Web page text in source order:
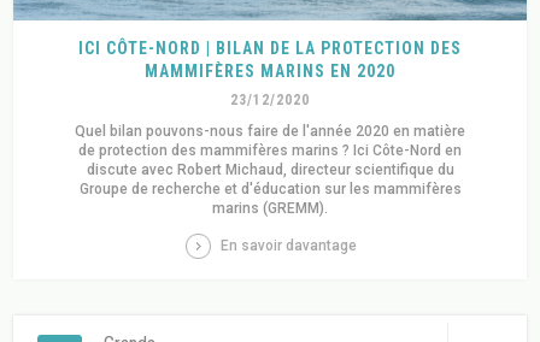
ICI CÔTE-NORD | BILAN DE LA PROTECTION DES
MAMMIFÈRES MARINS EN 2020
23/12/2020
Quel bilan pouvons-nous faire de l'année 2020 en matière
de protection des mammifères marins ? Ici Côte-Nord en
discute avec Robert Michaud, directeur scientifique du
Groupe de recherche et d'éducation sur les mammifères
marins (GREMM).
En savoir davantage